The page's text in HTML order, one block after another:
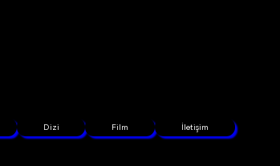
Dizi Film İletişim